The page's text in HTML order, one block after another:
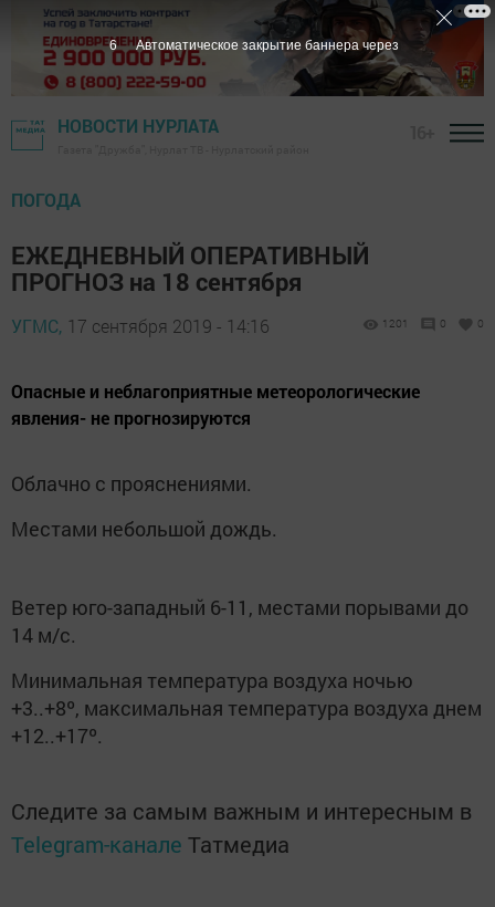
НОВОСТИ НУРЛАТА
ПОГОДА
ЕЖЕДНЕВНЫЙ ОПЕРАТИВНЫЙ
ПРОГНОЗ на 18 сентября
УГМС, 17 сентября 2019 - 14:16 1201 0 0
Опасные и неблагоприятные метеорологические
явления- не прогнозируются
Облачно с прояснениями.
Местами небольшой дождь.
Ветер юго-западный 6-11, местами порывами до
14 м/с.
Минимальная температура воздуха ночью
+3..+8º, максимальная температура воздуха днем
+12..+17º.
Следите за самым важным и интересным в
Telegram-канале Татмедиа
5 Автоматическое закрытие баннера через